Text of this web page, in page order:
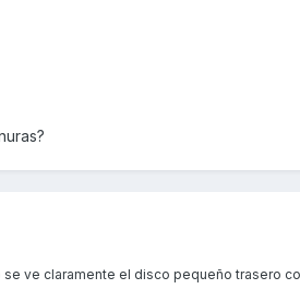
ve claramente el disco pequeño trasero